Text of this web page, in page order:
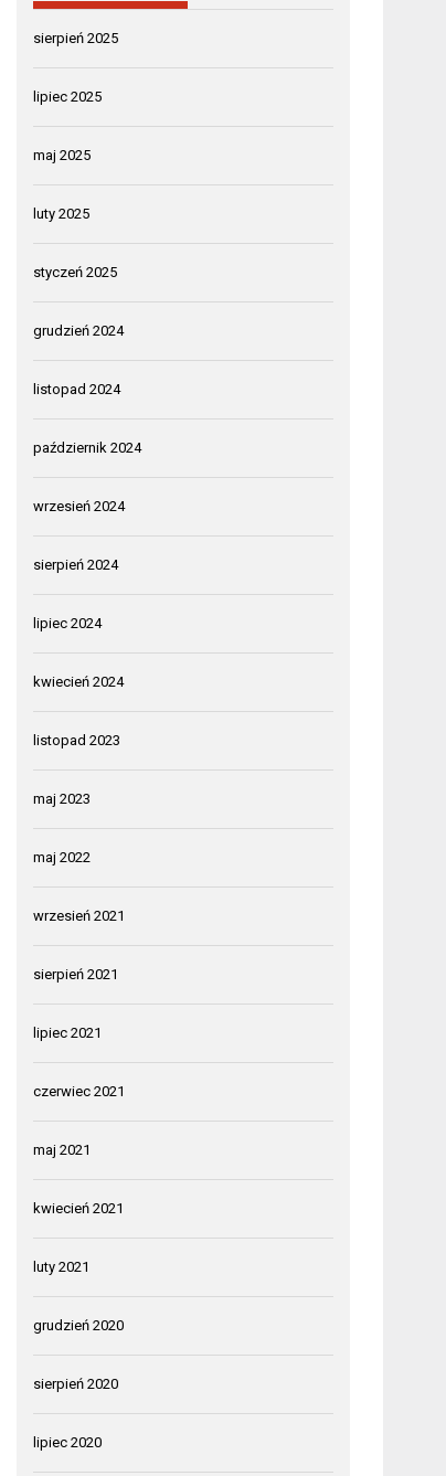
sierpień 2025
lipiec 2025
maj 2025
luty 2025
styczeń 2025
grudzień 2024
listopad 2024
październik 2024
wrzesień 2024
sierpień 2024
lipiec 2024
kwiecień 2024
listopad 2023
maj 2023
maj 2022
wrzesień 2021
sierpień 2021
lipiec 2021
czerwiec 2021
maj 2021
kwiecień 2021
luty 2021
grudzień 2020
sierpień 2020
lipiec 2020